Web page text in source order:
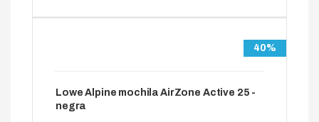
40%
Lowe Alpine mochila AirZone Active 25 -
negra